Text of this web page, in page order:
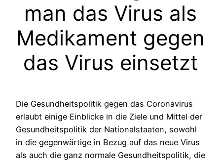
man das Virus als
Medikament gegen
das Virus einsetzt
Die Gesundheitspolitik gegen das Coronavirus
erlaubt einige Einblicke in die Ziele und Mittel der
Gesundheitspolitik der Nationalstaaten, sowohl
in die gegenwärtige in Bezug auf das neue Virus
als auch die ganz normale Gesundheitspolitik, die